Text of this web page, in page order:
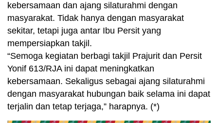
kebersamaan dan ajang silaturahmi dengan
masyarakat. Tidak hanya dengan masyarakat
sekitar, tetapi juga antar Ibu Persit yang
mempersiapkan takjil.
“Semoga kegiatan berbagi takjil Prajurit dan Persit
Yonif 613/RJA ini dapat meningkatkan
kebersamaan. Sekaligus sebagai ajang silaturahmi
dengan masyarakat hubungan baik selama ini dapat
terjalin dan tetap terjaga,” harapnya. (*)